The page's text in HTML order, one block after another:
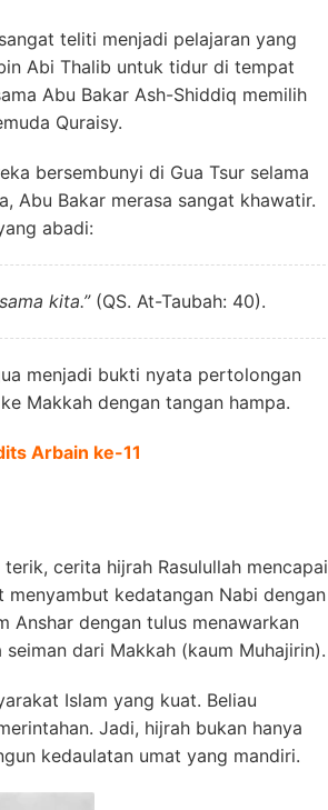
teliti menjadi pelajaran yang
Abi Thalib untuk tidur di tempat
Abu Bakar Ash-Shiddiq memilih
Quraisy.
bersembunyi di Gua Tsur selama
Abu Bakar merasa sangat khawatir.
abadi:
kita.”(QS. At-Taubah: 40).
menjadi bukti nyata pertolongan
Makkah dengan tangan hampa.
Arbain ke-11
cerita hijrah Rasulullah mencapai
kedatangan Nabi dengan
Anshar dengan tulus menawarkan
dari Makkah (kaum Muhajirin).
Islam yang kuat. Beliau
Jadi, hijrah bukan hanya
kedaulatan umat yang mandiri.